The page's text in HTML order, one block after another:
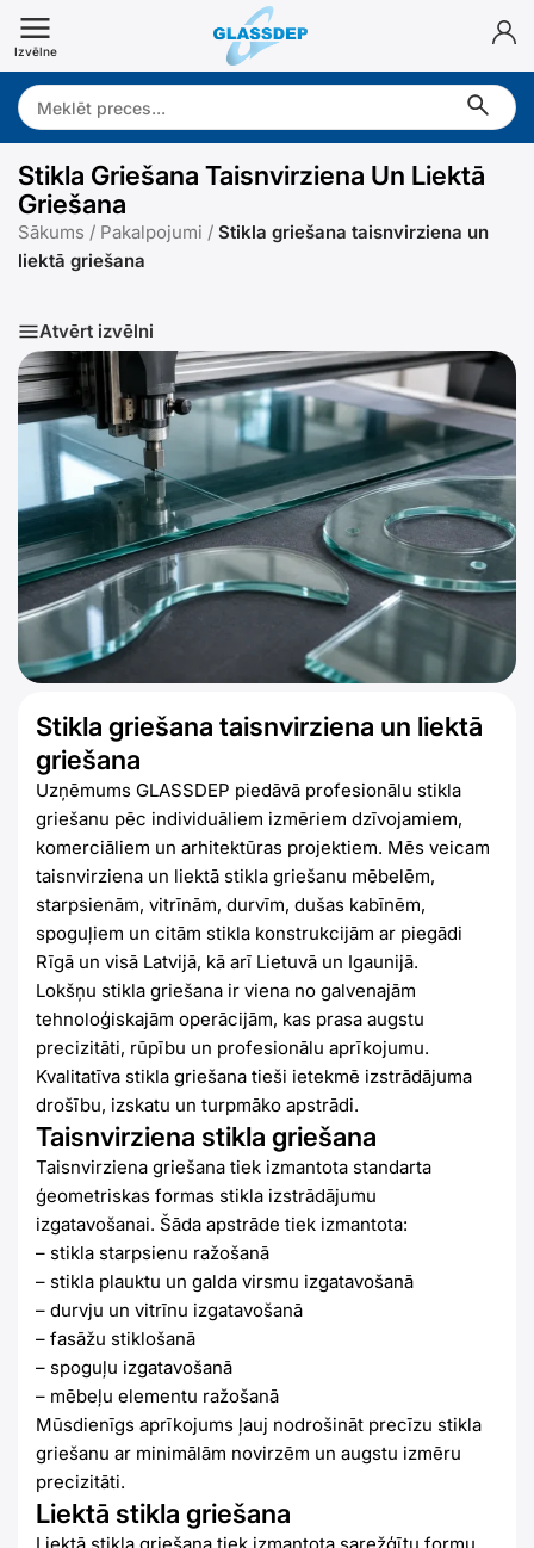
Doties
uz
saturu
Izvēlne
Search:
Stikla Griešana Taisnvirziena Un Liektā
Griešana
Sākums / Pakalpojumi / Stikla griešana taisnvirziena un
liektā griešana
Atvērt izvēlni
Stikla griešana taisnvirziena un liektā
griešana
Uzņēmums GLASSDEP piedāvā profesionālu stikla
griešanu pēc individuāliem izmēriem dzīvojamiem,
komerciāliem un arhitektūras projektiem. Mēs veicam
taisnvirziena un liektā stikla griešanu mēbelēm,
starpsienām, vitrīnām, durvīm, dušas kabīnēm,
spoguļiem un citām stikla konstrukcijām ar piegādi
Rīgā un visā Latvijā, kā arī Lietuvā un Igaunijā.
Lokšņu stikla griešana ir viena no galvenajām
tehnoloģiskajām operācijām, kas prasa augstu
precizitāti, rūpību un profesionālu aprīkojumu.
Kvalitatīva stikla griešana tieši ietekmē izstrādājuma
drošību, izskatu un turpmāko apstrādi.
Taisnvirziena stikla griešana
Taisnvirziena griešana tiek izmantota standarta
ģeometriskas formas stikla izstrādājumu
izgatavošanai. Šāda apstrāde tiek izmantota:
– stikla starpsienu ražošanā
– stikla plauktu un galda virsmu izgatavošanā
– durvju un vitrīnu izgatavošanā
– fasāžu stiklošanā
– spoguļu izgatavošanā
– mēbeļu elementu ražošanā
Mūsdienīgs aprīkojums ļauj nodrošināt precīzu stikla
griešanu ar minimālām novirzēm un augstu izmēru
precizitāti.
Liektā stikla griešana
Liektā stikla griešana tiek izmantota sarežģītu formu